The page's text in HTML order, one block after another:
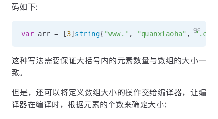
码如下:
var arr = [3] string{ "www." , "quanxiaoha" ,
这种写法需要保证大括号内的元素数量与数组的大小一
致。
但是，还可以将定义数组大小的操作交给编译器，让编
译器在编译时，根据元素的个数来确定大小：